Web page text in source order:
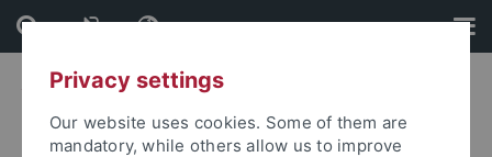
Skip
to
content
Skip
to
footerPrivacy settings
Our website uses cookies. Some of them are
mandatory, while others allow us to improve